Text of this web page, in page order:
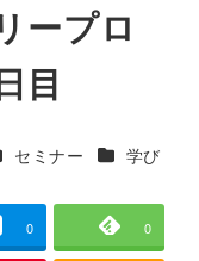
ープロ
目
ゴリー
セミナー カテゴリー
学び
0 0